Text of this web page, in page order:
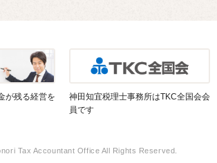
が残る経営を
神田知宜税理士事務所はTKC全国会会
員です
Tax Accountant Office All Rights Reserved.